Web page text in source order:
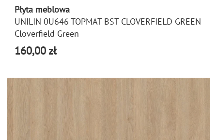
Płyta meblowa
UNILIN 0U646 TOPMAT BST CLOVERFIELD GREEN
Cloverfield Green
160,00 zł